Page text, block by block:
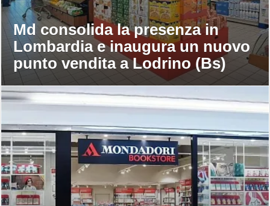
Md consolida la presenza in
Lombardia e inaugura un nuovo
punto vendita a Lodrino (Bs)